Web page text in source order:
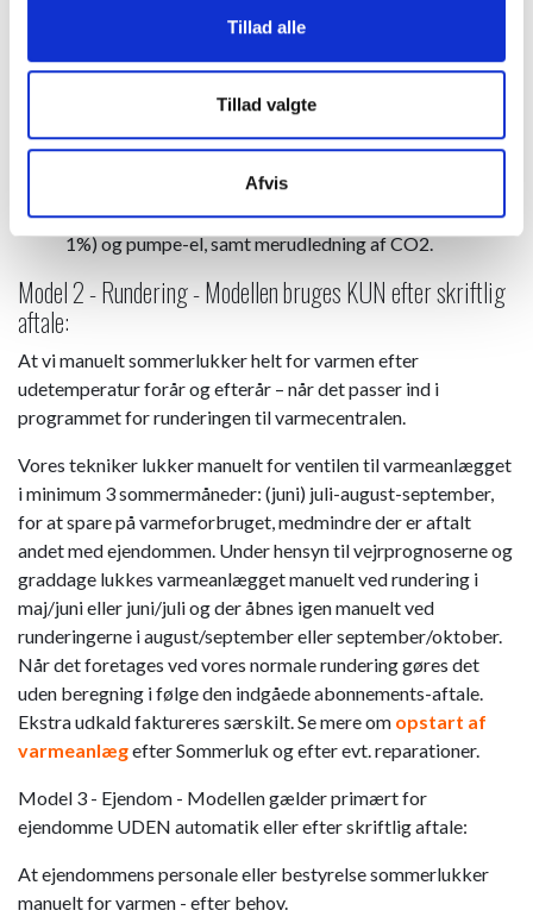
Tillad alle
Tillad valgte
Afvis
blæsende perioder om sommeren.
året.
Der er ingen opstartproblemer og pumpe sætter sig
Fjv-afkøling om sommeren kan blive forbedret (hvis
varmtvandsproduktionen er tilpasset ejd. behov), men
der er dog et mindre merforbrug af energi til varme (ca.
1%) og pumpe-el, samt merudledning af CO2.
Model 2 - Rundering - Modellen bruges KUN efter skriftlig
aftale:
At vi manuelt sommerlukker helt for varmen efter
udetemperatur forår og efterår – når det passer ind i
programmet for runderingen til varmecentralen.
Vores tekniker lukker manuelt for ventilen til varmeanlægget
i minimum 3 sommermåneder: (juni) juli-august-september,
for at spare på varmeforbruget, medmindre der er aftalt
andet med ejendommen. Under hensyn til vejrprognoserne og
graddage lukkes varmeanlægget manuelt ved rundering i
maj/juni eller juni/juli og der åbnes igen manuelt ved
runderingerne i august/september eller september/oktober.
Når det foretages ved vores normale rundering gøres det
uden beregning i følge den indgåede abonnements-aftale.
Ekstra udkald faktureres særskilt. Se mere om opstart af
varmeanlægefter Sommerluk og efter evt. reparationer.
Model 3 - Ejendom - Modellen gælder primært for
ejendomme UDEN automatik eller efter skriftlig aftale:
At ejendommens personale eller bestyrelse sommerlukker
manuelt for varmen - efter behov.